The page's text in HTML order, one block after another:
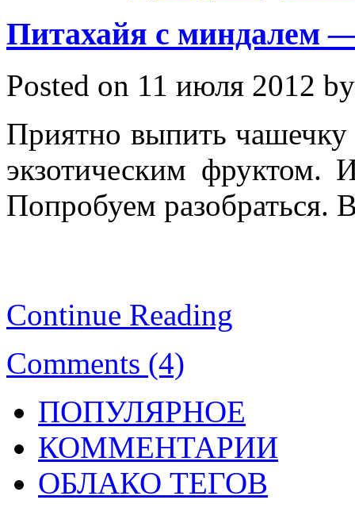
Питахайя с миндалем
Posted on 11 июля 2012
Приятно выпить
экзотическим фруктом.
Попробуем разобраться.
Continue Reading
Comments (4)
ПОПУЛЯРНОЕ
КОММЕНТАРИИ
ОБЛАКО ТЕГОВ